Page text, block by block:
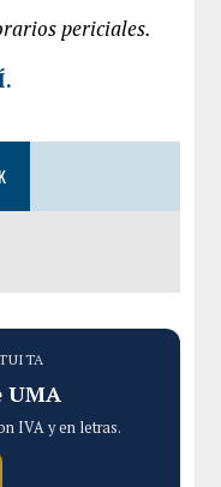
periciales.
.
UMA
IVA y en letras.